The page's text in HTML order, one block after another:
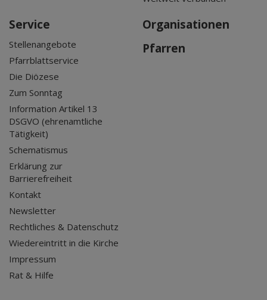
Service
Stellenangebote
Pfarrblattservice
Die Diözese
Zum Sonntag
Information Artikel 13
DSGVO (ehrenamtliche
Tätigkeit)
Schematismus
Erklärung zur
Barrierefreiheit
Kontakt
Newsletter
Rechtliches & Datenschutz
Wiedereintritt in die Kirche
Impressum
Rat & Hilfe
Organisationen
Pfarren